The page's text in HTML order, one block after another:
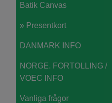
Batik Canvas
» Presentkort
DANMARK INFO
NORGE. FORTOLLING /
VOEC INFO
Vanliga frågor